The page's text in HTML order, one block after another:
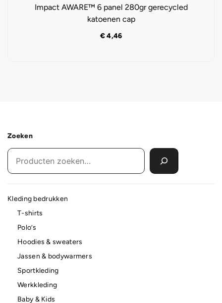
Impact AWARE™ 6 panel 280gr gerecycled
katoenen cap
€4,46
Zoeken
Kleding bedrukken
T-shirts
Polo’s
Hoodies & sweaters
Jassen & bodywarmers
Sportkleding
Werkkleding
Baby & Kids